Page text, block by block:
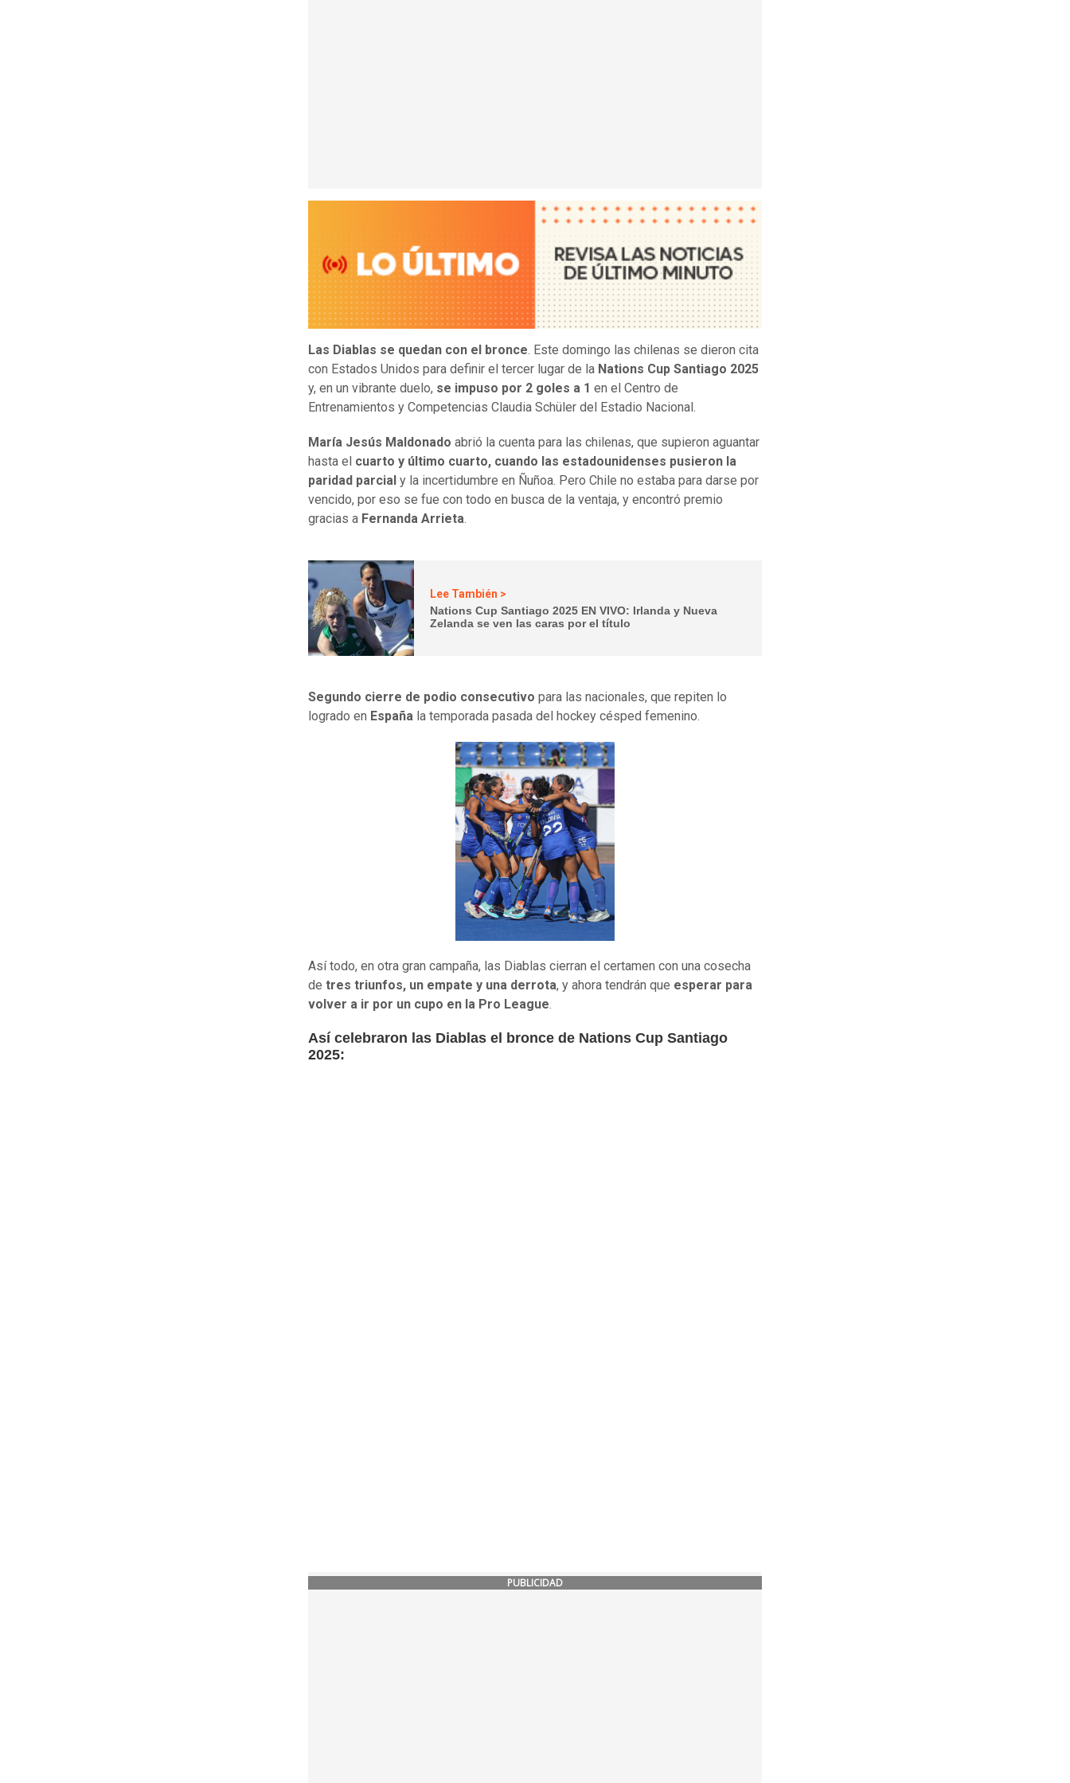
Las Diablas se quedan con el bronce. Este domingo las chilenas se dieron cita
con Estados Unidos para definir el tercer lugar de la Nations Cup Santiago 2025
y, en un vibrante duelo, se impuso por 2 goles a 1 en el Centro de
Entrenamientos y Competencias Claudia Schüler del Estadio Nacional.
María Jesús Maldonado abrió la cuenta para las chilenas, que supieron aguantar
hasta el cuarto y último cuarto, cuando las estadounidenses pusieron la
paridad parcial y la incertidumbre en Ñuñoa. Pero Chile no estaba para darse por
vencido, por eso se fue con todo en busca de la ventaja, y encontró premio
gracias a Fernanda Arrieta.
Lee También >
Nations Cup Santiago 2025 EN VIVO: Irlanda y Nueva
Zelanda se ven las caras por el título
Segundo cierre de podio consecutivo para las nacionales, que repiten lo
logrado en España la temporada pasada del hockey césped femenino.
Así todo, en otra gran campaña, las Diablas cierran el certamen con una cosecha
de tres triunfos, un empate y una derrota, y ahora tendrán que esperar para
volver a ir por un cupo en la Pro League.
Así celebraron las Diablas el bronce de Nations Cup Santiago
2025:
PUBLICIDAD